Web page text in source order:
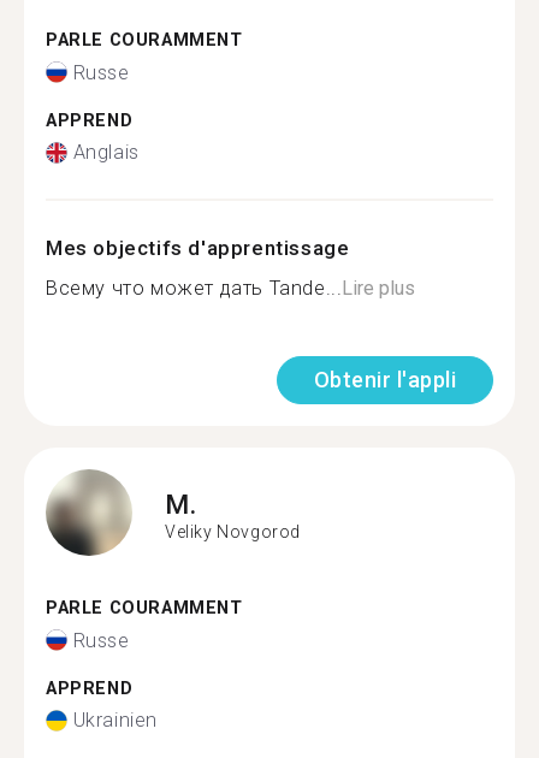
PARLE COURAMMENT
Russe
APPREND
Anglais
Mes objectifs d'apprentissage
Всему что может дать Tande...Lire plus
Obtenir l'appli
M.
Veliky Novgorod
PARLE COURAMMENT
Russe
APPREND
Ukrainien